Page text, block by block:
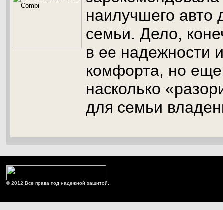
наилучшего авто
семьи. Дело,
в ее надежности
комфорта, но
насколько
для семьи
© 2012 Все права под надежной защитой.